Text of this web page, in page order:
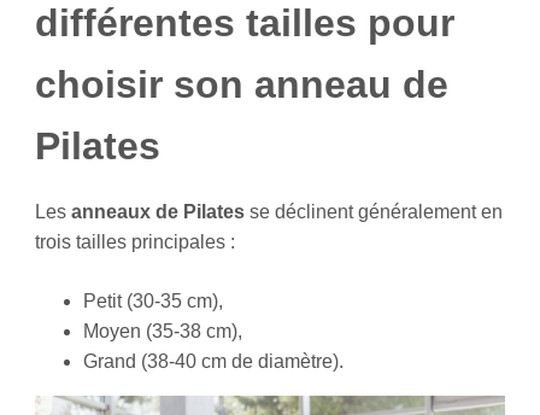
différentes tailles pour
choisir son anneau de
Pilates
Lesanneaux de Pilates se déclinent généralement en
trois tailles principales :
Petit (30-35 cm),
Moyen (35-38 cm),
Grand (38-40 cm de diamètre).